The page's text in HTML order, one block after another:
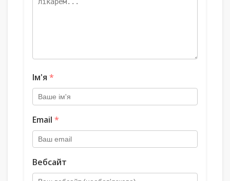
Ім'я *
Email *
Вебсайт